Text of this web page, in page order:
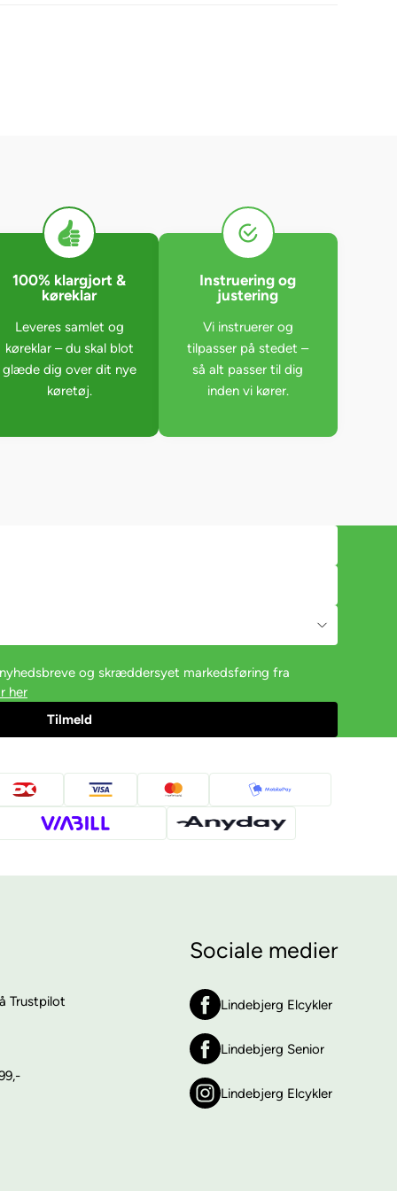
100% klargjort &
køreklar
Leveres samlet og
køreklar – du skal blot
glæde dig over dit nye
køretøj.
Instruering og
justering
Vi instruerer og
tilpasser på stedet –
så alt passer til dig
inden vi kører.
og skræddersyet markedsføring fra
her
Trustpilot
Sociale medier
Lindebjerg Elcykler
Lindebjerg Senior
Lindebjerg Elcykler